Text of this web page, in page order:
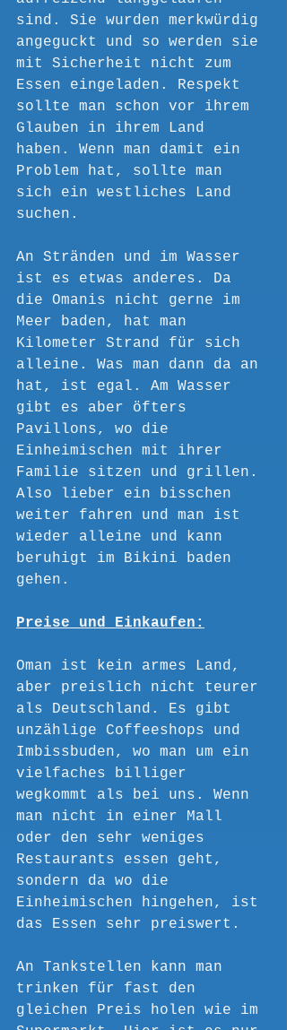
sind. Sie wurden merkwürdig
angeguckt und so werden sie
mit Sicherheit nicht zum
Essen eingeladen. Respekt
sollte man schon vor ihrem
Glauben in ihrem Land
haben. Wenn man damit ein
Problem hat, sollte man
sich ein westliches Land
suchen.
An Stränden und im Wasser
ist es etwas anderes. Da
die Omanis nicht gerne im
Meer baden, hat man
Kilometer Strand für sich
alleine. Was man dann da an
hat, ist egal. Am Wasser
gibt es aber öfters
Pavillons, wo die
Einheimischen mit ihrer
Familie sitzen und grillen.
Also lieber ein bisschen
weiter fahren und man ist
wieder alleine und kann
beruhigt im Bikini baden
gehen.
Preise und Einkaufen:
Oman ist kein armes Land,
aber preislich nicht teurer
als Deutschland. Es gibt
unzählige Coffeeshops und
Imbissbuden, wo man um ein
vielfaches billiger
wegkommt als bei uns. Wenn
man nicht in einer Mall
oder den sehr weniges
Restaurants essen geht,
sondern da wo die
Einheimischen hingehen, ist
das Essen sehr preiswert.
An Tankstellen kann man
trinken für fast den
gleichen Preis holen wie im